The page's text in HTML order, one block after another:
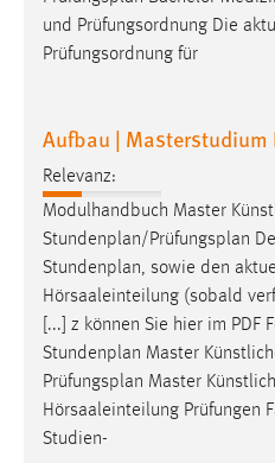
und Prüfungsordnung Die
Prüfungsordnung für
Aufbau |
Relevanz:
Modulhandbuch Master
Stundenplan/ Prüfungsplan
Stundenplan, sowie den
Hörsaaleinteilung (sobald
[...] z können Sie hier im PDF
Stundenplan Master
Prüfungsplan Master
Hörsaaleinteilung Prüfungen
Studien-